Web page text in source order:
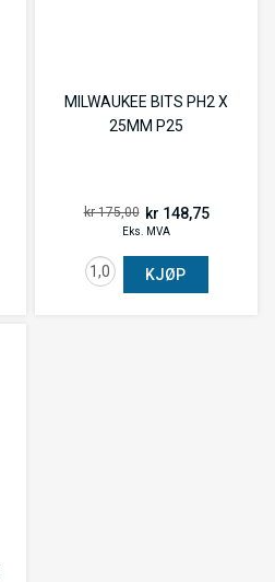
MILWAUKEE BITS PH2 X
25MM P25
kr 175,00 kr 148,75
Eks. MVA
KJØP